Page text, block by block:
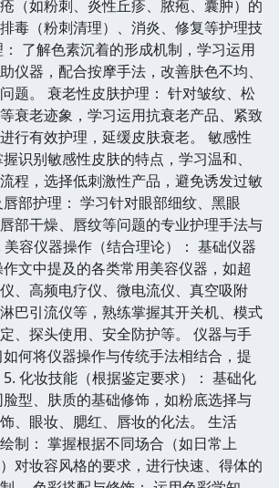
（如粉刺、炎性丘疹、脓疱、囊肿）的
毒（粉刺清理）、消炎、修复等护理技
了解色素沉着的形成机制，学习运用
仪器，配合按摩手法，改善肤色不均、
题。 衰老性皮肤护理： 针对皱纹、松
衰老迹象，学习运用抗衰老产品、紧致
行有效护理，延缓皮肤衰老。 敏感性
识别敏感性皮肤的特点，学习温和、
程，选择低刺激性产品，避免诱发过敏
部护理： 学习针对眼部细纹、黑眼
部干燥、唇纹等问题的专业护理手法与
美容仪器操作（结合理论）： 基础仪器
文中提及的各类常用美容仪器，如超
、高频电疗仪、微电流仪、真空吸附
巴引流仪等，熟练掌握其开关机、模式
、探头使用、安全防护等。 仪器与手
何将仪器操作与传统手法相结合，提
化妆技能（根据鉴定要求）： 基础化
型、肤质的基础修饰，如粉底选择与
、眼妆、腮红、唇妆的化法。 生活
制： 掌握根据不同场合（如日常上
对妆容风格的要求，进行快速、得体的